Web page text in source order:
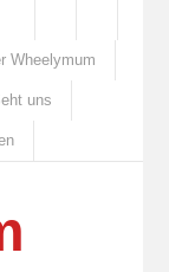
Wheelymum
uns